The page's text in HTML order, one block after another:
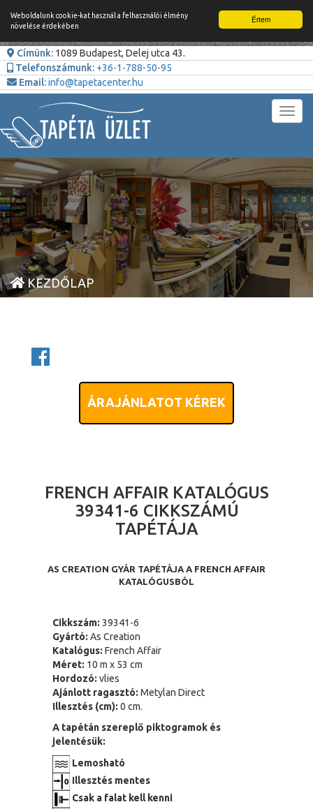
Értem
Weboldalunk cookie-kat használ a felhasználói élmény
növelése érdekében
Címünk: 1089 Budapest, Delej utca 43.
Telefonszámunk: +36-1-788-50-95
Email:info@tapetacenter.hu
KEZDŐLAP
ÁRAJÁNLATOT KÉREK
FRENCH AFFAIR KATALÓGUS
39341-6 CIKKSZÁMÚ
TAPÉTÁJA
AS CREATION GYÁR TAPÉTÁJA A FRENCH AFFAIR
KATALÓGUSBÓL
Cikkszám: 39341-6
Gyártó: As Creation
Katalógus: French Affair
Méret: 10 m x 53 cm
Hordozó: vlies
Ajánlott ragasztó: Metylan Direct
Illesztés (cm): 0 cm.
A tapétán szereplő piktogramok és
jelentésük:
Lemosható
Illesztés mentes
Csak a falat kell kenni